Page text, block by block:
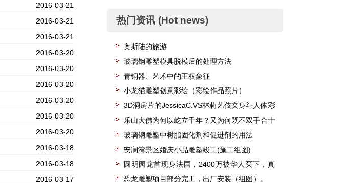
2016-03-21
2016-03-21
2016-03-21
2016-03-20
2016-03-20
2016-03-20
2016-03-20
2016-03-20
2016-03-20
2016-03-18
2016-03-18
2016-03-17
热门资讯 (Hot news)
奥斯陆的旅游
玻璃钢雕塑模具脱模后的处理方法
青铜器、艺术中的王权象征
小龙猫雕塑创意彩绘（彩绘作品照片）
3D洞房片的JessicaC.VS林莉艺伎文身斗人体彩
绘
乐山大佛为何以屹立千年？又为何既不双手合十
也不打坐呢？
玻璃钢雕塑中树脂固化剂和促进剂的用法
安澜湾景区婚庆小品雕塑竣工(施工组图)
圆明园龙首现身法国，2400万被华人买下，真
假难辨。
恐龙雕塑项目部分完工，出厂安装（组图）。